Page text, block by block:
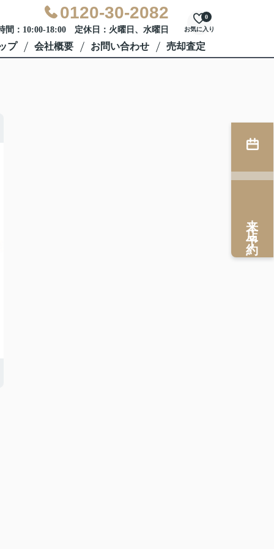
0120-30-2082
間：10:00-18:00 定休日：火曜日、水曜日 お気に入り
0
プ 会社概要 お問い合わせ 売却査定
来店予約